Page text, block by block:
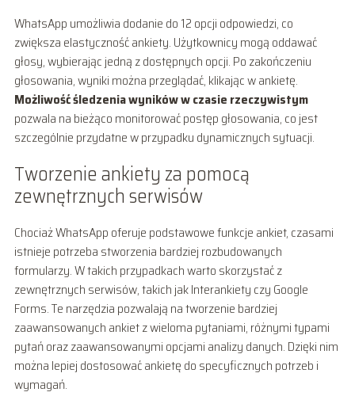
WhatsApp umożliwia dodanie do 12 opcji odpowiedzi, co
zwiększa elastyczność ankiety. Użytkownicy mogą oddawać
głosy, wybierając jedną z dostępnych opcji. Po zakończeniu
głosowania, wyniki można przeglądać, klikając w ankietę.
Możliwość śledzenia wyników w czasie rzeczywistym
pozwala na bieżąco monitorować postęp głosowania, co jest
szczególnie przydatne w przypadku dynamicznych sytuacji.
Tworzenie ankiety za pomocą
zewnętrznych serwisów
Chociaż WhatsApp oferuje podstawowe funkcje ankiet, czasami
istnieje potrzeba stworzenia bardziej rozbudowanych
formularzy. W takich przypadkach warto skorzystać z
zewnętrznych serwisów, takich jak Interankiety czy Google
Forms. Te narzędzia pozwalają na tworzenie bardziej
zaawansowanych ankiet z wieloma pytaniami, różnymi typami
pytań oraz zaawansowanymi opcjami analizy danych. Dzięki nim
można lepiej dostosować ankietę do specyficznych potrzeb i
wymagań.